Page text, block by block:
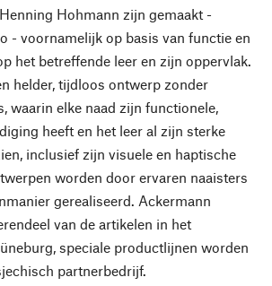
Hohmann zijn gemaakt -
- voornamelijk op basis van functie en
het betreffende leer en zijn oppervlak.
helder, tijdloos ontwerp zonder
waarin elke naad zijn functionele,
heeft en het leer al zijn sterke
inclusief zijn visuele en haptische
worden door ervaren naaisters
gerealiseerd. Ackermann
van de artikelen in het
speciale productlijnen worden
partnerbedrijf.